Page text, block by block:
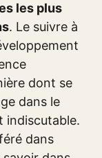
les plus
. Le suivre à
dont se
dans le
indiscutable.
dans